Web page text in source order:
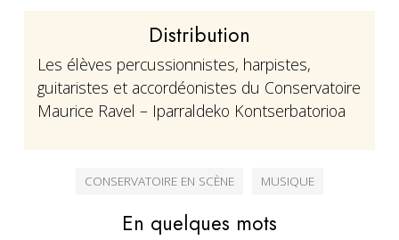
Distribution
Les élèves percussionnistes, harpistes,
guitaristes et accordéonistes du Conservatoire
Maurice Ravel – Iparraldeko Kontserbatorioa
CONSERVATOIRE EN SCÈNE MUSIQUE
En quelques mots